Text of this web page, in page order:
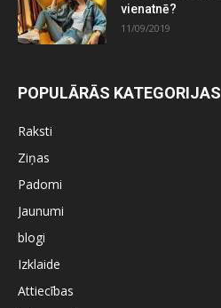
vienatnē?
11/09/2019
POPULĀRĀS KATEGORIJAS
Raksti
Ziņas
Padomi
Jaunumi
blogi
Izklaide
Attiecības